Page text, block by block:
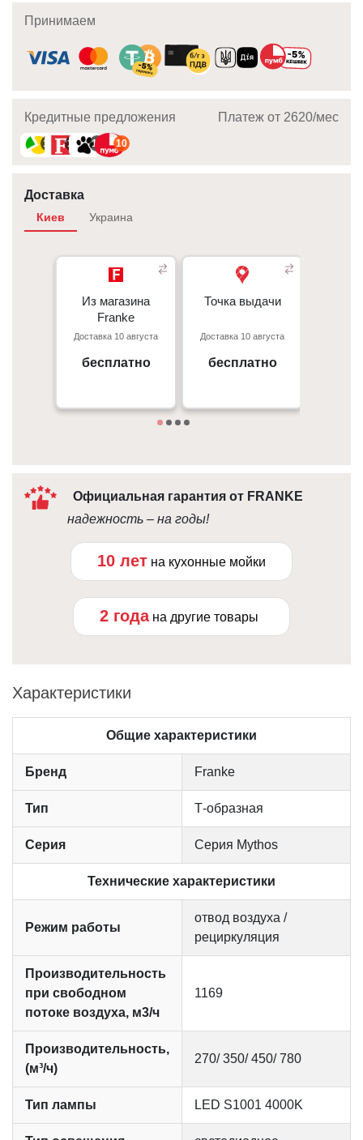
Принимаем
Кредитные предложения Платеж от 2620/мec
10 10 10 10
Доставка
Киев Украина
Из магазина
Franke
Доставка 10 августа
бесплатно
Из магазина
Franke
Киев, пр. С. Бандеры 23, ТЦ
Gorodok Gallery
Точка выдачи
Доставка 10 августа
бесплатно
Точка выдачи
г. Киев пр. Отрадный, 95к
09:00 - 18:00
Официальная гарантия от FRANKE
надежность – на годы!
10 лет на кухонные мойки
2 года на другие товары
Характеристики
Общие характеристики
Бренд Franke
Тип Т-образная
Серия Серия Mythos
Технические характеристики
Режим работы
отвод воздуха /
рециркуляция
Производительность
при свободном
потоке воздуха, м3/ч
1169
Производительность,
(м³/ч)
270/ 350/ 450/ 780
Тип лампы LED S1001 4000K